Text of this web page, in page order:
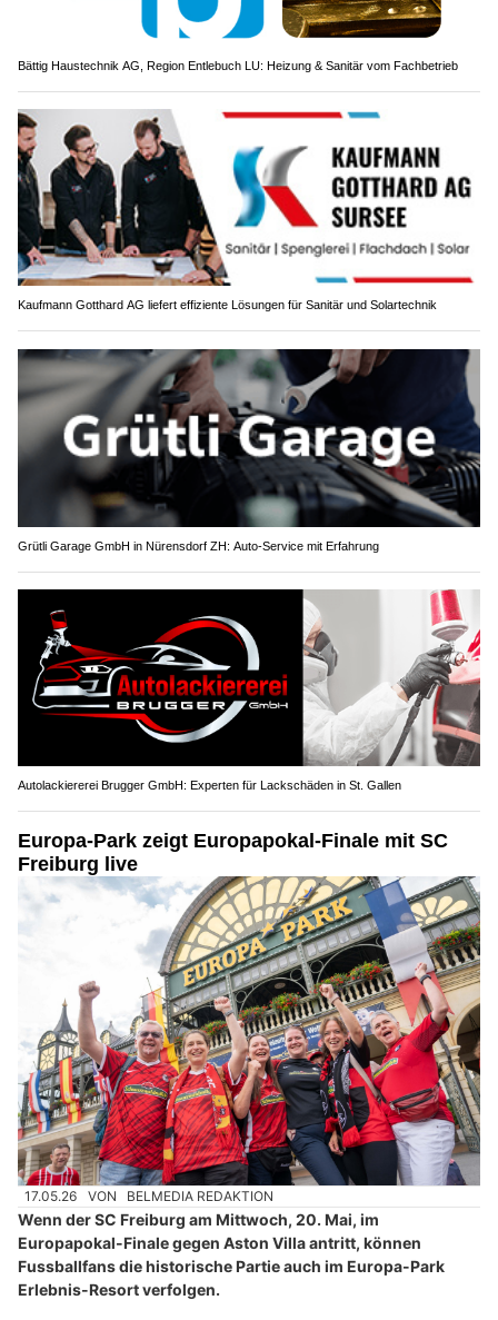
Bättig Haustechnik AG, Region Entlebuch LU: Heizung & Sanitär vom Fachbetrieb
Kaufmann Gotthard AG liefert effiziente Lösungen für Sanitär und Solartechnik
Grütli Garage GmbH in Nürensdorf ZH: Auto-Service mit Erfahrung
Autolackiererei Brugger GmbH: Experten für Lackschäden in St. Gallen
Europa-Park zeigt Europapokal-Finale mit SC
Freiburg live
17.05.26 VON BELMEDIA REDAKTION
Wenn der SC Freiburg am Mittwoch, 20. Mai, im
Europapokal-Finale gegen Aston Villa antritt, können
Fussballfans die historische Partie auch im Europa-Park
Erlebnis-Resort verfolgen.